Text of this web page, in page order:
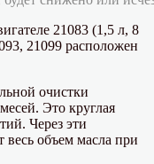
21083 (1,5 л, 8
21099 расположен
очистки
Это круглая
Через эти
весь объем масла при